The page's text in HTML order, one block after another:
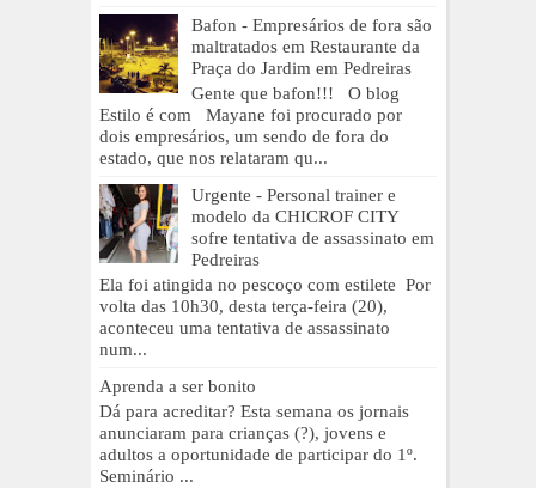
Bafon - Empresários de fora são
maltratados em Restaurante da
Praça do Jardim em Pedreiras
Gente que bafon!!! O blog
Estilo é com Mayane foi procurado por
dois empresários, um sendo de fora do
estado, que nos relataram qu...
Urgente - Personal trainer e
modelo da CHICROF CITY
sofre tentativa de assassinato em
Pedreiras
Ela foi atingida no pescoço com estilete Por
volta das 10h30, desta terça-feira (20),
aconteceu uma tentativa de assassinato
num...
Aprenda a ser bonito
Dá para acreditar? Esta semana os jornais
anunciaram para crianças (?), jovens e
adultos a oportunidade de participar do 1º.
Seminário ...